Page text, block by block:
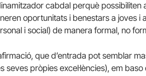
cabdal perquè possibiliten
oportunitats i benestars a joves i
i social) de manera formal, no
que d’entrada pot semblar
seves pròpies excel·lències), em